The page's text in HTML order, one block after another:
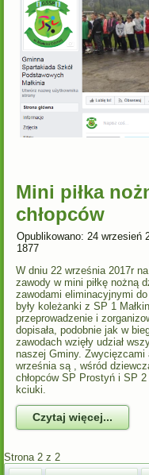
Mini piłka
chłopców
Opublikowano: 24 wrzesień
1877
W dniu 22 września 2017r
zawody w mini piłkę nożną
zawodami eliminacyjnymi
były koleżanki z SP 1
przeprowadzenie i
dopisała, podobnie jak w
zawodach wzięły udział
naszej Gminy. Zwycięzcami
września są , wśród
chłopców SP Prostyń i SP
kciuki.
Czytaj więcej...
Strona 2 z 2